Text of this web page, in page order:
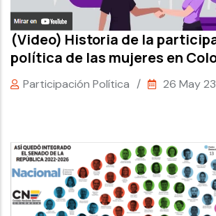
(Video) Historia de la
política de las mujeres en
Participación Política / 26 May 23